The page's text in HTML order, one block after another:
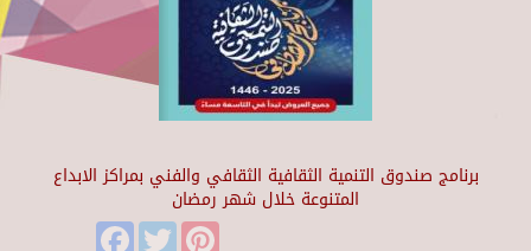
برنامج صندوق التنمية الثقافية الثقافي والفني بمراكز الابداع
المتنوعة خلال شهر رمضان
FacebookTwitter